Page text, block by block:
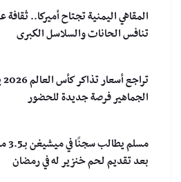
المقاهي اليمنية تجتاح أميركا..
تنافس الحانات والسلاسل الكبرى
الجماهير فرصة جديدة للحضور
بعد تقديم لحم خنزير له في رمضان